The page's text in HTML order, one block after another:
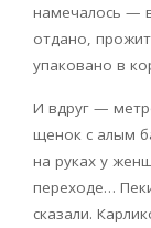
намечалось —
отдано,
упаковано в
И вдруг —
щенок с алым
на руках у
переходе…
сказали.